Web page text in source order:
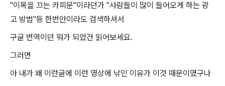
"이목을 끄는 카피문"이라던가 "사람들이 많이 들어오게 하는 광
고 방법"등 한번만이라도 검색하셔서
구글 번역이던 뭐가 되었건 읽어보세요.
그러면
아 내가 왜 이런글에 이런 영상에 낚인 이유가 이것 때문이였구나